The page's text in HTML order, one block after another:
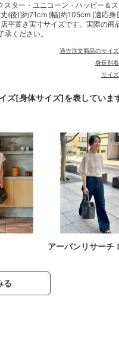
ター・ユニコーン・ハッピー＆ス
(後)]約71cm [幅]約105cm [適応身
平置き実寸サイズです。実際の商
ください。
過去注文商品のサイ
身長別
サイ
[身体サイズ]を表しています
アーバンリサーチ
る